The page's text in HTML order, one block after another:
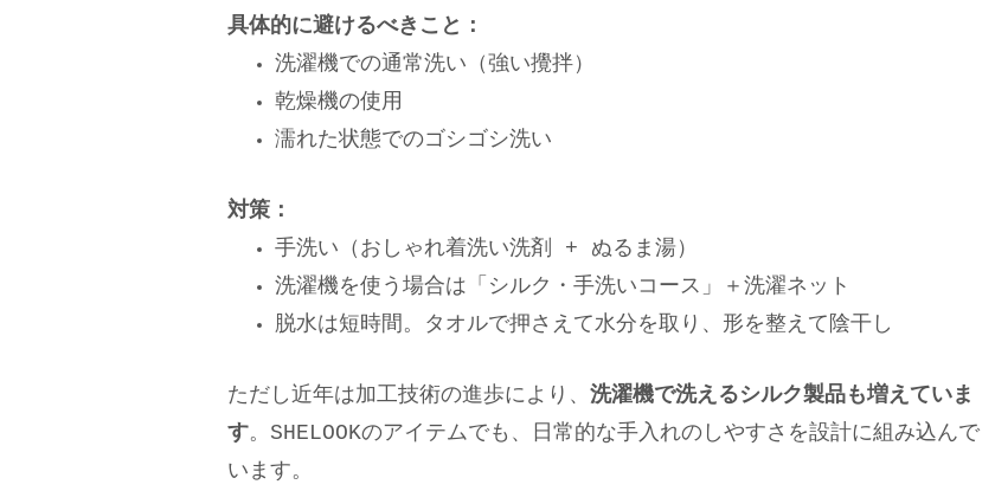
具体的に避けるべきこと：
洗濯機での通常洗い（強い攪拌）
乾燥機の使用
濡れた状態でのゴシゴシ洗い
対策：
手洗い（おしゃれ着洗い洗剤 + ぬるま湯）
洗濯機を使う場合は「シルク・手洗いコース」＋洗濯ネット
脱水は短時間。タオルで押さえて水分を取り、形を整えて陰干し
ただし近年は加工技術の進歩により、 洗濯機で洗えるシルク製品も増えていま
す。SHELOOKのアイテムでも、日常的な手入れのしやすさを設計に組み込んで
います。